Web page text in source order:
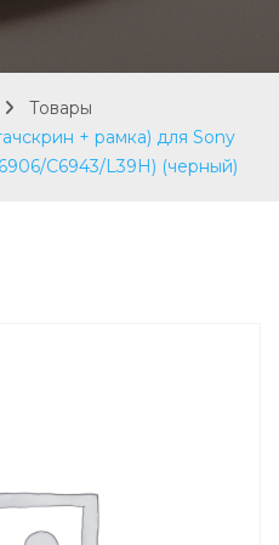
Товары
+ рамка) для Sony
C6943/L39H) (черный)